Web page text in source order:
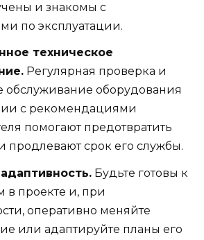
и знакомы с
по эксплуатации.
техническое
Регулярная проверка и
обслуживание оборудования
с рекомендациями
помогают предотвратить
продлевают срок его службы.
Будьте готовы к
в проекте и, при
оперативно меняйте
или адаптируйте планы его